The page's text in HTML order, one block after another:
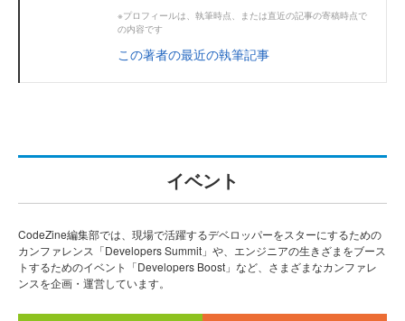
※プロフィールは、執筆時点、または直近の記事の寄稿時点で
の内容です
この著者の最近の執筆記事
イベント
CodeZine編集部では、現場で活躍するデベロッパーをスターにするための
カンファレンス「Developers Summit」や、エンジニアの生きざまをブース
トするためのイベント「Developers Boost」など、さまざまなカンファレ
ンスを企画・運営しています。